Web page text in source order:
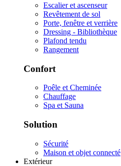
Escalier et ascenseur
Revêtement de sol
Porte, fenêtre et verrière
Dressing - Bibliothèque
Plafond tendu
Rangement
Confort
Poêle et Cheminée
Chauffage
Spa et Sauna
Solution
Sécurité
Maison et objet connecté
Extérieur